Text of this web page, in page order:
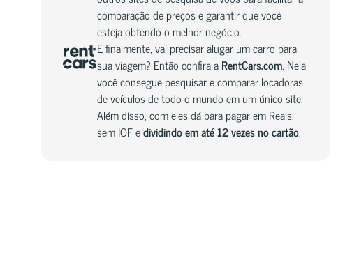
comparação de preços e garantir que você
esteja obtendo o melhor negócio.
E finalmente, vai precisar alugar um carro para
sua viagem? Então confira aRentCars.com. Nela
você consegue pesquisar e comparar locadoras
de veículos de todo o mundo em um único site.
Além disso, com eles dá para pagar em Reais,
sem IOF edividindo em até 12 vezes no cartão.